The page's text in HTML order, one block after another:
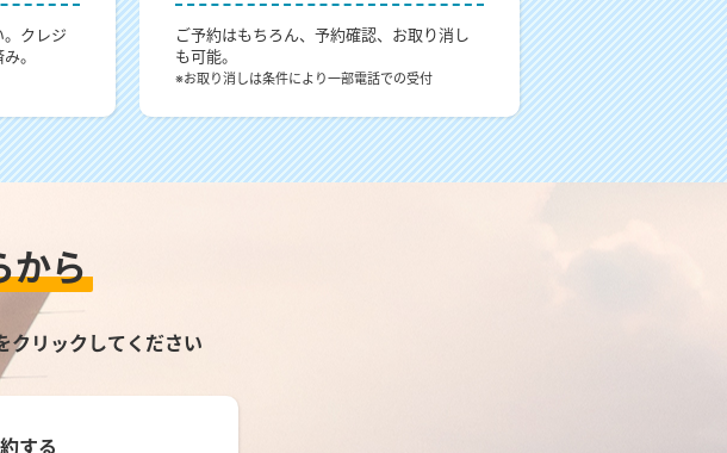
クレジ
。
ご予約はもちろん、予約確認、お取り消し
も可能。
※お取り消しは条件により一部電話での受付
から
クリックしてください
する